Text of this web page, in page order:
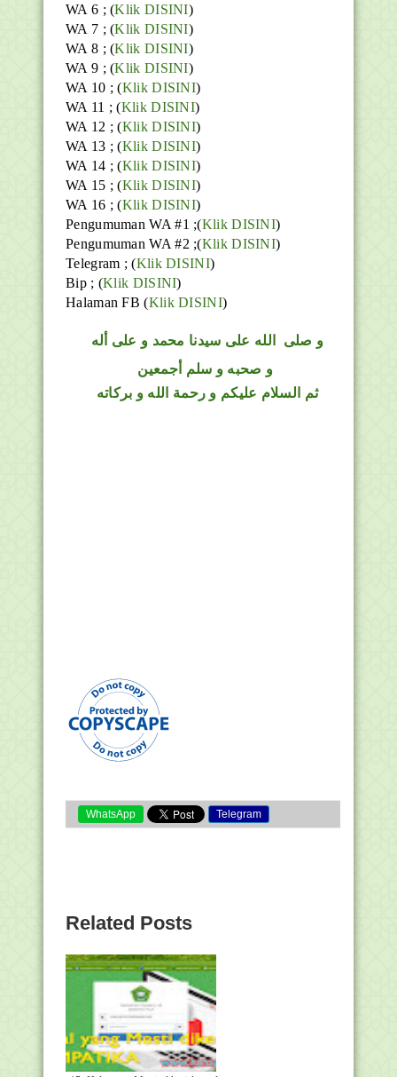
WA 6 ; (Klik DISINI)
WA 7 ; (Klik DISINI)
WA 8 ; (Klik DISINI)
WA 9 ; (Klik DISINI)
WA 10 ; (Klik DISINI)
WA 11 ; (Klik DISINI)
WA 12 ; (Klik DISINI)
WA 13 ; (Klik DISINI)
WA 14 ; (Klik DISINI)
WA 15 ; (Klik DISINI)
WA 16 ; (Klik DISINI)
Pengumuman WA #1 ;(Klik DISINI)
Pengumuman WA #2 ;(Klik DISINI)
Telegram ;(Klik DISINI)
Bip ; (Klik DISINI)
Halaman FB(Klik DISINI)
و صلى الله على سيدنا محمد و على أله
و صحبه و سلم أجمعين
ثم السلام عليكم و رحمة الله و بركاته
WhatsApp Telegram
Related Posts